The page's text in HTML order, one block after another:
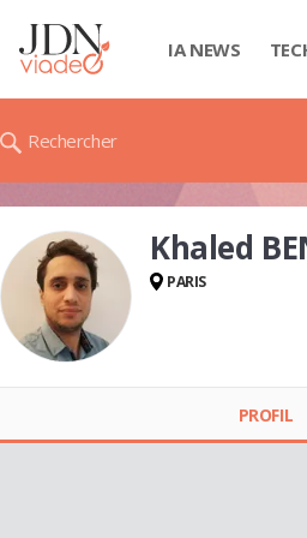
IA NEWS
Rechercher
Khaled BEN
OTHMEN
Khaled
PARIS
PROFIL